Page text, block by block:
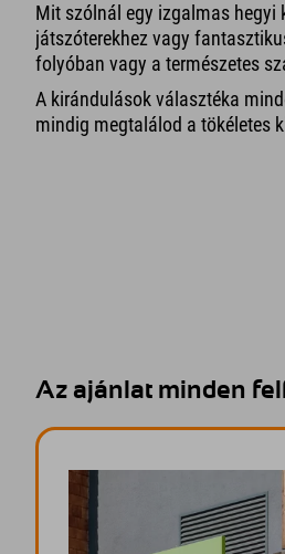
Mit szólnál egy izgalmas
játszóterekhez vagy
folyóban vagy a természetes
A kirándulások választéka
mindig megtalálod a tökéletes
Az ajánlat minden